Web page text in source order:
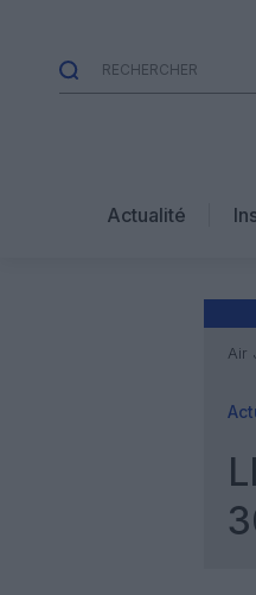
Actualité
Air